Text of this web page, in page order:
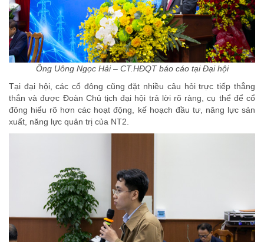
Ông Uông Ngọc Hải – CT.HĐQT báo cáo tại Đại hội
Tại đại hội, các cổ đông cũng đặt nhiều câu hỏi trực tiếp thẳng
thắn và được Đoàn Chủ tịch đại hội trả lời rõ ràng, cụ thể để cổ
đông hiểu rõ hơn các hoạt động, kế hoạch đầu tư, năng lực sản
xuất, năng lực quản trị của NT2.